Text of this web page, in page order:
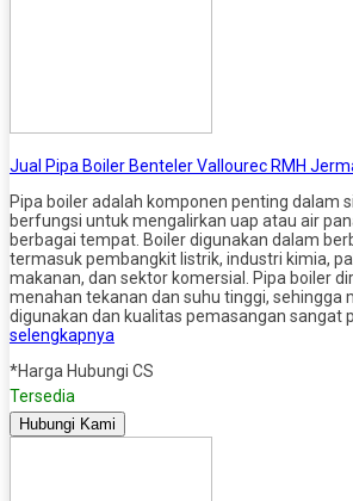
Jual Pipa Boiler Benteler Vallourec RMH
Pipa boiler adalah komponen penting dalam
berfungsi untuk mengalirkan uap atau air
berbagai tempat. Boiler digunakan dalam
termasuk pembangkit listrik, industri kimia,
makanan, dan sektor komersial. Pipa boiler
menahan tekanan dan suhu tinggi, sehingga
digunakan dan kualitas pemasangan sangat
selengkapnya
*Harga Hubungi CS
Tersedia
Hubungi Kami